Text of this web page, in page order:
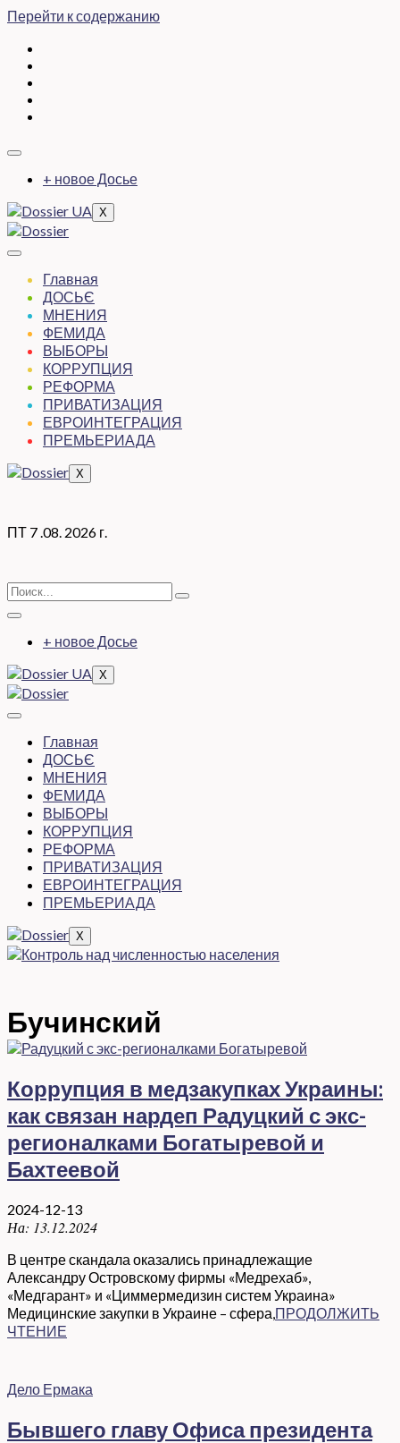
Перейти к содержанию
+ новое Досье
X
Главная
ДОСЬЄ
МНЕНИЯ
ФЕМИДА
ВЫБОРЫ
КОРРУПЦИЯ
РЕФОРМА
ПРИВАТИЗАЦИЯ
ЕВРОИНТЕГРАЦИЯ
ПРЕМЬЕРИАДА
X
ПТ 7 .08. 2026 г.
+ новое Досье
X
Главная
ДОСЬЄ
МНЕНИЯ
ФЕМИДА
ВЫБОРЫ
КОРРУПЦИЯ
РЕФОРМА
ПРИВАТИЗАЦИЯ
ЕВРОИНТЕГРАЦИЯ
ПРЕМЬЕРИАДА
X
Бучинский
Коррупция в медзакупках Украины:
как связан нардеп Радуцкий с экс-
регионалками Богатыревой и
Бахтеевой
2024-12-13
На: 13.12.2024
В центре скандала оказались принадлежащие
Александру Островскому фирмы «Медрехаб»,
«Медгарант» и «Циммермедизин систем Украина»
Медицинские закупки в Украине – сфера,ПРОДОЛЖИТЬ
ЧТЕНИЕ
Дело Ермака
Бывшего главу Офиса президента